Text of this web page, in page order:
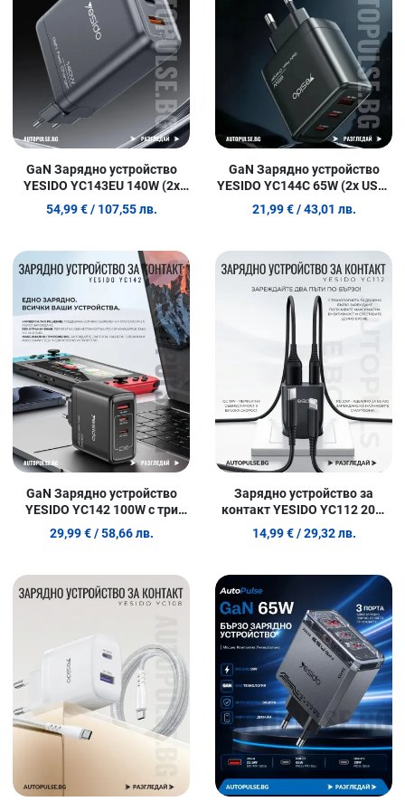
GaN Зарядно устройство
YESIDO YC143EU 140W (2x
USB-C 140W + 2x 30W)
54,99 € / 107,55 лв.
GaN Зарядно устройство
YESIDO YC144C 65W (2x USB-
C + 1x USB-A)
21,99 € / 43,01 лв.
Добави в любими
Сравни продукт
GaN Зарядно устройство
YESIDO YC142 100W с три
порта
29,99 € / 58,66 лв.
Зарядно устройство за
контакт YESIDO YC112 20W
(USB-C 20W и USB-A 18W)
14,99 € / 29,32 лв.
Добави в любими
Сравни продукт
Quick View